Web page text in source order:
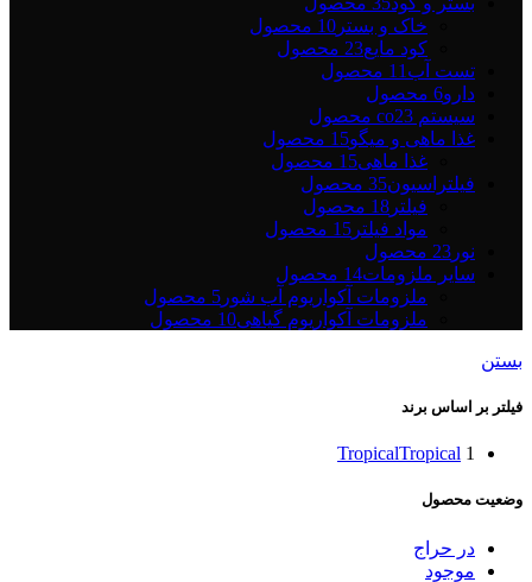
خاک و بستر 10 محصول
کود مایع23 محصول
تست آب 11 محصول
دارو6 محصول
سیستم co2 3 محصول
غذا ماهی و میگو15 محصول
غذا ماهی15 محصول
فیلتراسیون35 محصول
فیلتر 18 محصول
مواد فیلتر 15 محصول
نور 23 محصول
سایر ملزومات14 محصول
ملزومات آکواریوم آب شور 5 محصول
ملزومات آکواریوم گیاهی10 محصول
بستن
فیلتر بر اساس برند
TropicalTropical 1
وضعیت محصول
در حراج
موجود